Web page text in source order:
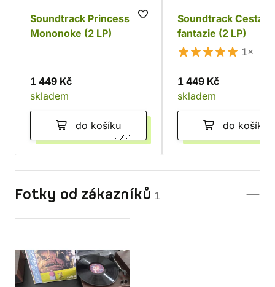
Soundtrack Princess
Mononoke (2 LP)
1 449 Kč
skladem
do košíku
Soundtrack Cesta
fantazie (2 LP)
1×
1 449 Kč
skladem
do košíku
Fotky od zákazníků 1